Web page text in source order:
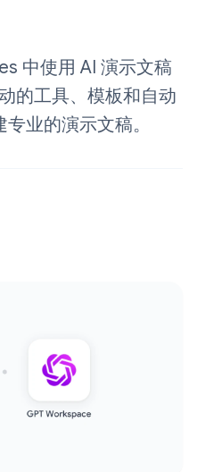
中使用 AI 演示文稿
的工具、模板和自动
业的演示文稿。